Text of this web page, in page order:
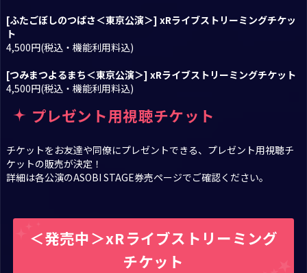
[ふたごぼしのつばさ＜東京公演＞] xRライブストリーミングチケッ
ト
4,500円(税込・機能利用料込)
[つみまつよるまち＜東京公演＞] xRライブストリーミングチケット
4,500円(税込・機能利用料込)
プレゼント用視聴チケット
チケットをお友達や同僚にプレゼントできる、プレゼント用視聴チ
ケットの販売が決定！
詳細は各公演のASOBI STAGE券売ページでご確認ください。
＜発売中＞xRライブストリーミング
チケット